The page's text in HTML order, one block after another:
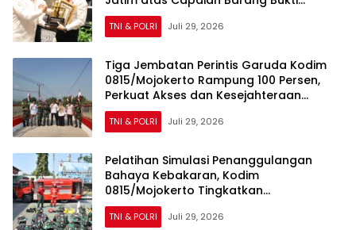
Narkoba Terbanyak
TNI & POLRI Juli 29, 2026
Tiga Jembatan Perintis Garuda Kodim
0815/Mojokerto Rampung 100 Persen,
Perkuat Akses dan Kesejahteraan
Warga
TNI & POLRI Juli 29, 2026
Pelatihan Simulasi Penanggulangan
Bahaya Kebakaran, Kodim
0815/Mojokerto Tingkatkan
Kesiapsiagaan Personel Hadapi Situasi
Darurat
TNI & POLRI Juli 29, 2026